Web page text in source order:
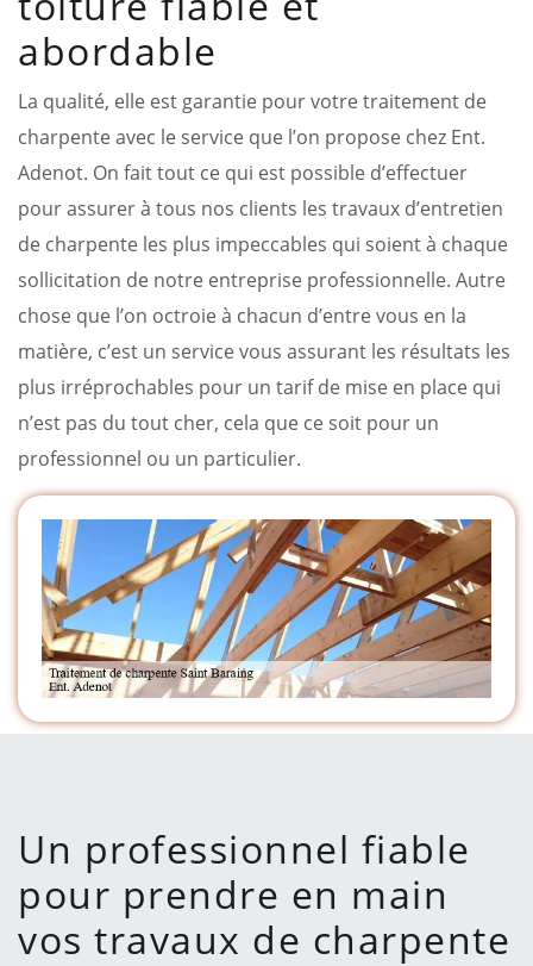
abordable
La qualité, elle est garantie pour votre traitement de
charpente avec le service que l’on propose chez Ent.
Adenot. On fait tout ce qui est possible d’effectuer
pour assurer à tous nos clients les travaux d’entretien
de charpente les plus impeccables qui soient à chaque
sollicitation de notre entreprise professionnelle. Autre
chose que l’on octroie à chacun d’entre vous en la
matière, c’est un service vous assurant les résultats les
plus irréprochables pour un tarif de mise en place qui
n’est pas du tout cher, cela que ce soit pour un
professionnel ou un particulier.
Un professionnel fiable
pour prendre en main
vos travaux de charpente